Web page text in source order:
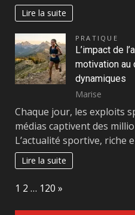
Lire la suite
PRATIQUE
L’impact de
motivation au
dynamiques
Marise
Chaque jour, les exploits
médias captivent des
L’actualité sportive, riche
Lire la suite
Page:
1 2 … 120 Next
»